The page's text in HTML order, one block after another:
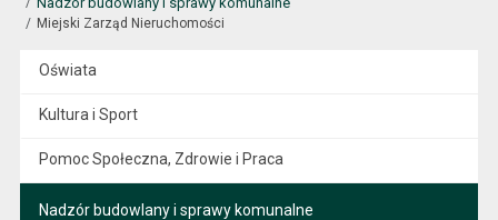
Miejski Zarząd Nieruchomości
Oświata
Kultura i Sport
Pomoc Społeczna, Zdrowie i Praca
Nadzór budowlany i sprawy komunalne